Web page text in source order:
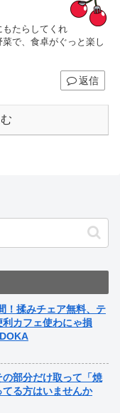
もたらしてくれ
で、食卓がぐっと楽し
返信
！揉みチェア無料、テ
カフェ使わにゃ損
部分だけ取って「焼
る方はいませんか